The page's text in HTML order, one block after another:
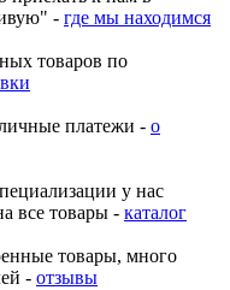
- где мы находимся
товаров по
платежи - о
у нас
все товары - каталог
товары, много
- отзывы